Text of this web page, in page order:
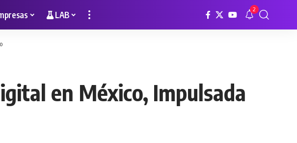
LAB 2
en México, Impulsada